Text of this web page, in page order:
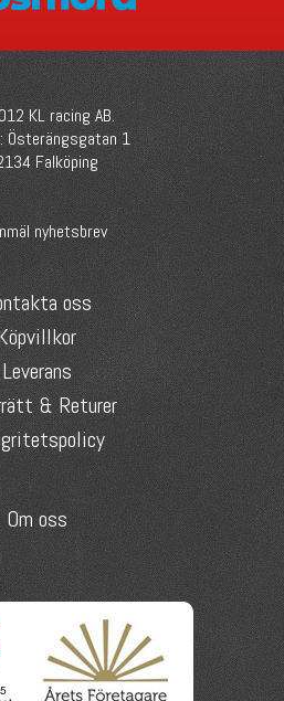
KL racing AB.
Österängsgatan 1
Falköping
nyhetsbrev
oss
Leverans
& Returer
Om oss